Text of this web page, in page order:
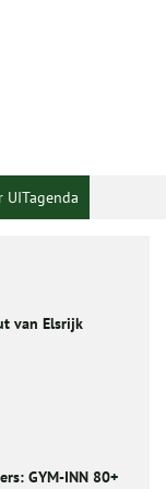
van Elsrijk
GYM-INN 80+